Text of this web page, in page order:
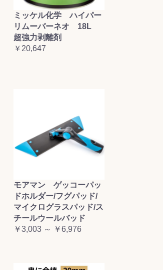
ミッケル化学 ハイパー
リムーバーネオ 18L
超強力剥離剤
￥20,647
モアマン ゲッコーパッ
ドホルダー/フグパッド/
マイクログラスパッド/ス
チールウールバッド
￥3,003 ～ ￥6,976